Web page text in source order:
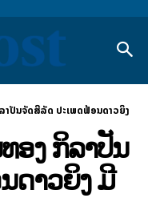
າປັນຈັດສີລັດ ປະເພດຟ້ອນດາວຍິງ
ອງ ກິລາປັນ
ດາວຍິງ ມີ